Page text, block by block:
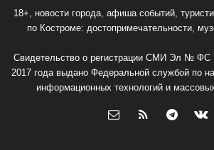
18+, новости города, афиша событий,
по Костроме: достопримечательности,
Свидетельство о регистрации СМИ Эл № ФС
2017 года выдано Федеральной службой по
информационных технологий и